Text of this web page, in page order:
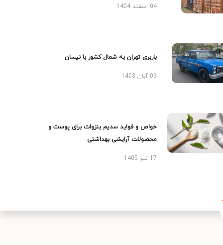
04 اسفند 1404
باربری تهران به شمال کشور با نیسان
09 آبان 1403
خواص و فواید سدیم بنزوات برای پوست و
محصولات آرایشی بهداشتی
17 تیر 1405